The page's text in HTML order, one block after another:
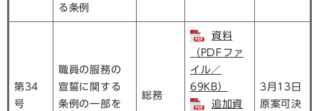
る条例
第34
号
職員の服務の
宣誓に関する
条例の一部を
総務
資料
（PDFファ
イル／
69KB）
追加資
3月13日
原案可決